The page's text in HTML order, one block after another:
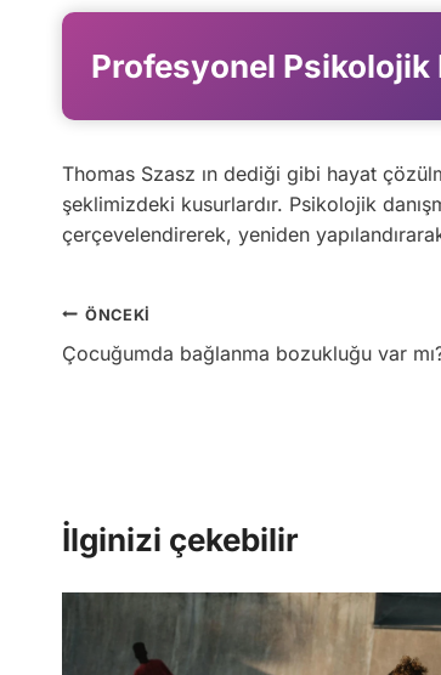
Profesyonel Psikolojik
Thomas Szasz ın dediği gibi hayat
şeklimizdeki kusurlardır. Psikolojik
çerçevelendirerek, yeniden
Yazı
gezinmesi
ÖNCEKI
Çocuğumda bağlanma bozukluğu var
İlginizi çekebilir